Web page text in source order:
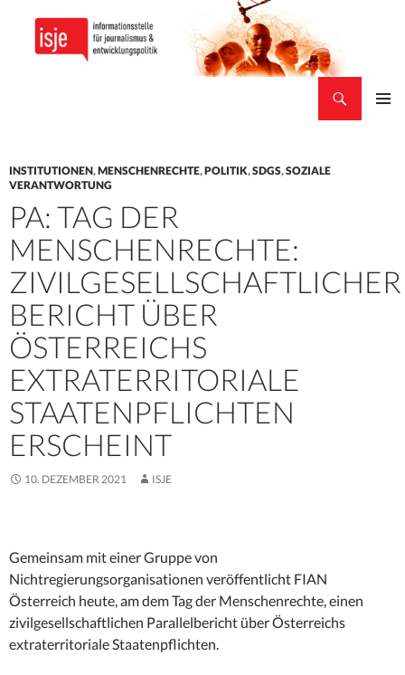
INSTITUTIONEN,MENSCHENRECHTE,POLITIK,SDGS,SOZIALE
VERANTWORTUNG
PA: TAG DER
MENSCHENRECHTE:
ZIVILGESELLSCHAFTLICHER
BERICHT ÜBER
ÖSTERREICHS
EXTRATERRITORIALE
STAATENPFLICHTEN
ERSCHEINT
10. DEZEMBER 2021 ISJE
Gemeinsam mit einer Gruppe von
Nichtregierungsorganisationen veröffentlicht FIAN
Österreich heute, am dem Tag der Menschenrechte, einen
zivilgesellschaftlichen Parallelbericht über Österreichs
extraterritoriale Staatenpflichten.